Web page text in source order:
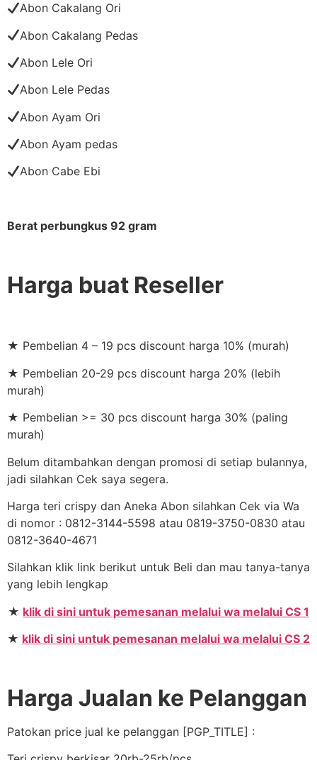
Abon Cakalang Ori
Abon Cakalang Pedas
Abon Lele Ori
Abon Lele Pedas
Abon Ayam Ori
Abon Ayam pedas
Abon Cabe Ebi
Berat perbungkus 92 gram
Harga buat Reseller
★ Pembelian 4 – 19 pcs discount harga 10% (murah)
★ Pembelian 20-29 pcs discount harga 20% (lebih
murah)
★ Pembelian >= 30 pcs discount harga 30% (paling
murah)
Belum ditambahkan dengan promosi di setiap bulannya,
jadi silahkan Cek saya segera.
Harga teri crispy dan Aneka Abon silahkan Cek via Wa
di nomor : 0812-3144-5598 atau 0819-3750-0830 atau
0812-3640-4671
Silahkan klik link berikut untuk Beli dan mau tanya-tanya
yang lebih lengkap
★ klik di sini untuk pemesanan melalui wa melalui CS 1
★ klik di sini untuk pemesanan melalui wa melalui CS 2
Harga Jualan ke Pelanggan
Patokan price jual ke pelanggan [PGP_TITLE] :